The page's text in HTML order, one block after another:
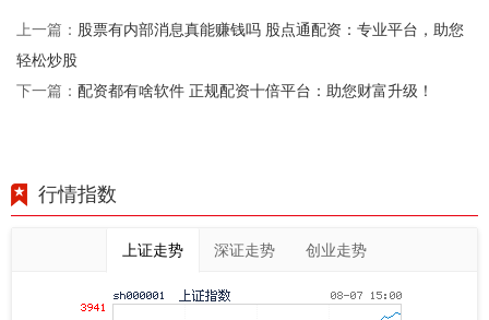
上一篇： 股票有内部消息真能赚钱吗 股点通配资：专业平台，助您
轻松炒股
下一篇： 配资都有啥软件 正规配资十倍平台：助您财富升级！
行情指数
上证走势 深证走势 创业走势